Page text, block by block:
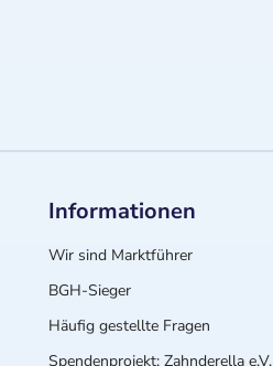
Informationen
Wir sind Marktführer
BGH-Sieger
Häufig gestellte Fragen
Spendenprojekt: Zahnderella e.V.